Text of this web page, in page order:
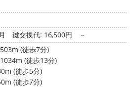
鍵交換代: 16,500円
－
(徒歩7分)
(徒歩13分)
(徒歩5分)
(徒歩7分)